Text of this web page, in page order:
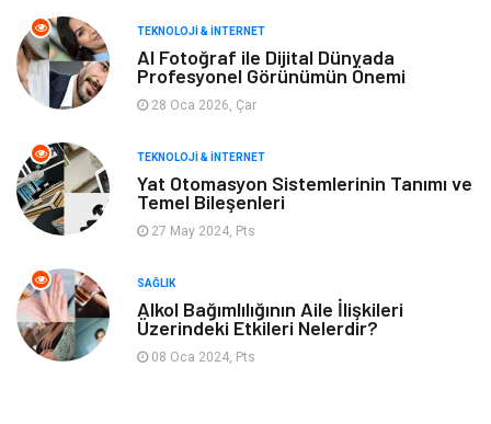
Tarım & Hayvancılık Moda
TEKNOLOJI & İNTERNET
AI Fotoğraf ile Dijital Dünyada
Profesyonel Görünümün Önemi
28 Oca 2026, Çar
TEKNOLOJI & İNTERNET
Yat Otomasyon Sistemlerinin Tanımı ve
Temel Bileşenleri
27 May 2024, Pts
SAĞLIK
Alkol Bağımlılığının Aile İlişkileri
Üzerindeki Etkileri Nelerdir?
08 Oca 2024, Pts